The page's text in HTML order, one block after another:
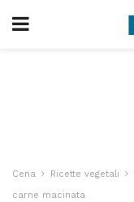
Cena Ricette vegetali
carne macinata